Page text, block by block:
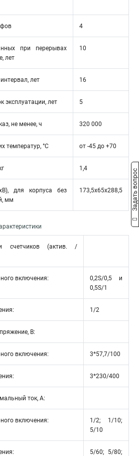
4
при перерывах
лет
10
лет 16
эксплуатации, лет 5
не менее, ч 320 000
температур, °С от -45 до +70
1,4
для корпуса без
мм
173,5x65x288,5
счетчиков (актив. /
включения:
0,2S/0,5 и
0,5S/1
1/2
В:
включения: 3*57,7/100
3*230/400
ток, А:
включения:
1/2; 1/10;
5/10
5/60; 5/80;
Задать вопрос